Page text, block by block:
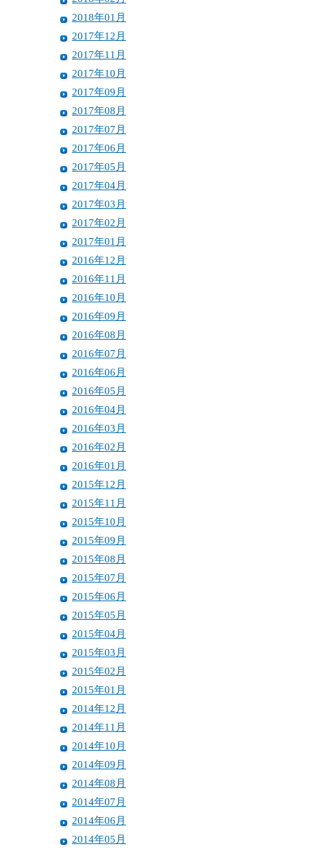
2018年01月
2017年12月
2017年11月
2017年10月
2017年09月
2017年08月
2017年07月
2017年06月
2017年05月
2017年04月
2017年03月
2017年02月
2017年01月
2016年12月
2016年11月
2016年10月
2016年09月
2016年08月
2016年07月
2016年06月
2016年05月
2016年04月
2016年03月
2016年02月
2016年01月
2015年12月
2015年11月
2015年10月
2015年09月
2015年08月
2015年07月
2015年06月
2015年05月
2015年04月
2015年03月
2015年02月
2015年01月
2014年12月
2014年11月
2014年10月
2014年09月
2014年08月
2014年07月
2014年06月
2014年05月